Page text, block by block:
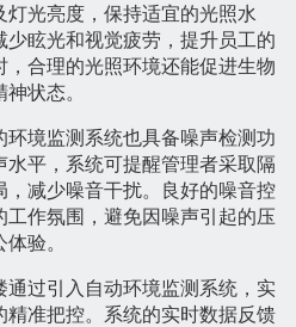
光亮度，保持适宜的光照水
眩光和视觉疲劳，提升员工的
合理的光照环境还能促进生物
状态。
境监测系统也具备噪声检测功
平，系统可提醒管理者采取隔
减少噪音干扰。良好的噪音控
作氛围，避免因噪声引起的压
验。
通过引入自动环境监测系统，实
准把控。系统的实时数据反馈